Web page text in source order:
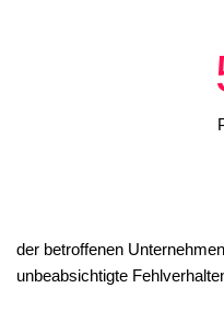
der betroffenen
unbeabsichtigte